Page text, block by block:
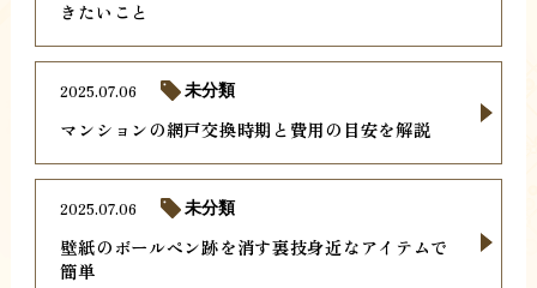
きたいこと
マンションの網戸交換時期と費用の目安を解説
2025.07.06 未分類
壁紙のボールペン跡を消す裏技身近なアイテムで
簡単
2025.07.06 未分類